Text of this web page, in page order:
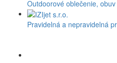
Outdoorové oblečenie, obuv
Pravidelná a nepravidelná